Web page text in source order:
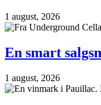
1 august, 2026
En smart
1 august, 2026